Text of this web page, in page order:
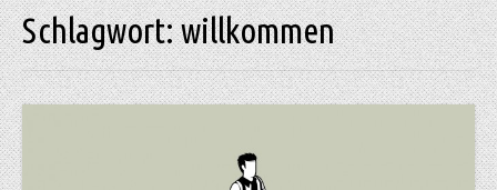
Schlagwort:willkommen